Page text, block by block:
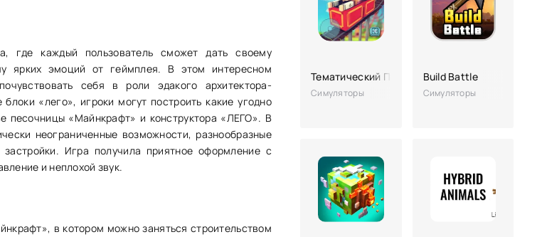
где каждый пользователь сможет дать своему
ярких эмоций от геймплея. В этом интересном
себя в роли эдакого архитектора-
«лего», игроки могут построить какие угодно
песочницы «Майнкрафт» и конструктора «ЛЕГО». В
неограниченные возможности, разнообразные
Игра получила приятное оформление с
и неплохой звук.
в котором можно заняться строительством
Тематический Парк Крафт
Симуляторы
Build Battle
Симуляторы